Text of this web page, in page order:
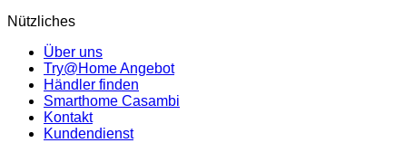
Nützliches
Über uns
Try@Home Angebot
Händler finden
Smarthome Casambi
Kontakt
Kundendienst